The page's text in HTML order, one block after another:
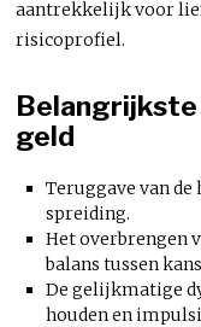
aantrekkelijk voor
risicoprofiel.
geld
Teruggave van
spreiding.
Het overbrengen
balans tussen
De gelijkmatige
houden en